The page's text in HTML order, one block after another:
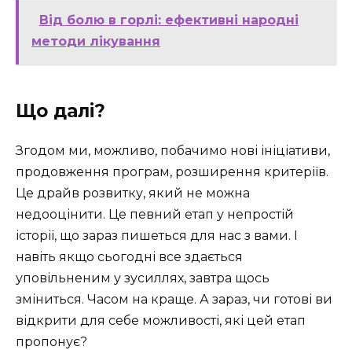
Від болю в горлі: ефективні народні
методи лікування
Що далі?
Згодом ми, можливо, побачимо нові ініціативи,
продовження програм, розширення критеріїв.
Це драйв розвитку, який не можна
недооцінити. Це певний етап у непростій
історії, що зараз пишеться для нас з вами. І
навіть якщо сьогодні все здається
уповільненим у зусиллях, завтра щось
зміниться. Часом на краще. А зараз, чи готові ви
відкрити для себе можливості, які цей етап
пропонує?